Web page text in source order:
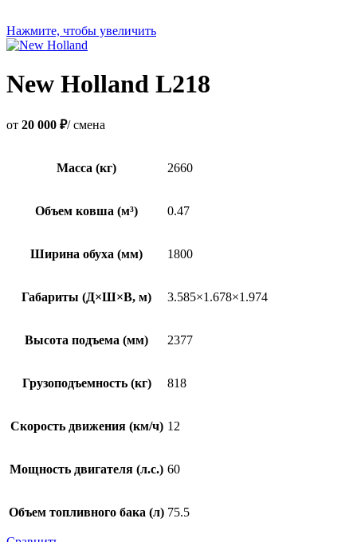
Нажмите, чтобы увеличить
New Holland L218
от 20 000 ₽/ смена
Масса (кг) 2660
Объем ковша (м³) 0.47
Ширина обуха (мм) 1800
Габариты (Д×Ш×В, м) 3.585×1.678×1.974
Высота подъема (мм) 2377
Грузоподъемность (кг) 818
Скорость движения (км/ч) 12
Мощность двигателя (л.с.) 60
Объем топливного бака (л) 75.5